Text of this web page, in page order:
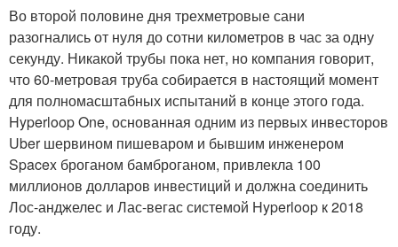
Во второй половине дня трехметровые сани
разогнались от нуля до сотни километров в час за одну
секунду. Никакой трубы пока нет, но компания говорит,
что 60-метровая труба собирается в настоящий момент
для полномасштабных испытаний в конце этого года.
Hyperloop One, основанная одним из первых инвесторов
Uber шервином пишеваром и бывшим инженером
Spacex броганом бамброганом, привлекла 100
миллионов долларов инвестиций и должна соединить
Лос-анджелес и Лас-вегас системой Hyperloop к 2018
году.